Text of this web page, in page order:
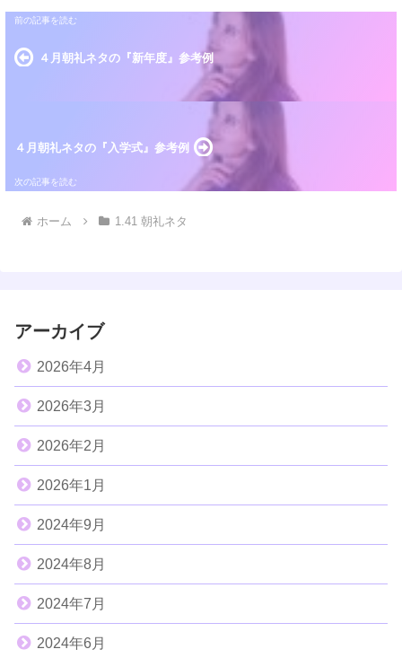
４月朝礼ネタの『新年度』参考例
４月朝礼ネタの『入学式』参考例
ホーム 1.41 朝礼ネタ
アーカイブ
2026年4月
2026年3月
2026年2月
2026年1月
2024年9月
2024年8月
2024年7月
2024年6月